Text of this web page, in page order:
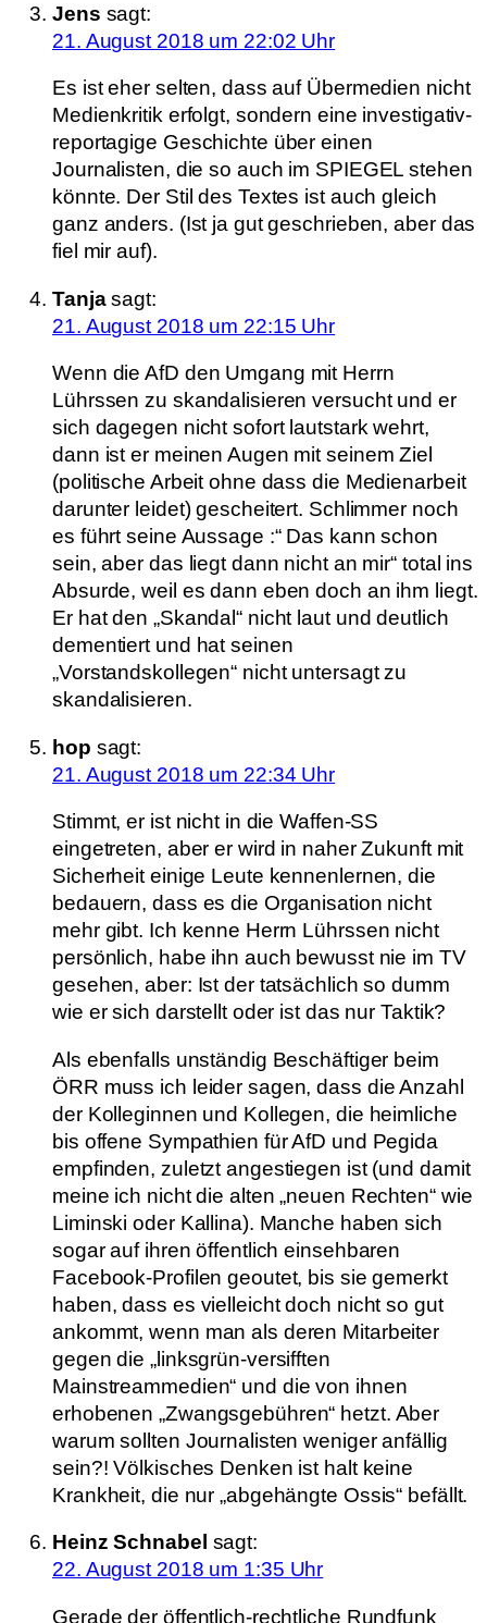
Jens sagt:
21. August 2018 um 22:02 Uhr
Es ist eher selten, dass auf Übermedien nicht
Medienkritik erfolgt, sondern eine investigativ-
reportagige Geschichte über einen
Journalisten, die so auch im SPIEGEL stehen
könnte. Der Stil des Textes ist auch gleich
ganz anders. (Ist ja gut geschrieben, aber das
fiel mir auf).
Tanja sagt:
21. August 2018 um 22:15 Uhr
Wenn die AfD den Umgang mit Herrn
Lührssen zu skandalisieren versucht und er
sich dagegen nicht sofort lautstark wehrt,
dann ist er meinen Augen mit seinem Ziel
(politische Arbeit ohne dass die Medienarbeit
darunter leidet) gescheitert. Schlimmer noch
es führt seine Aussage :“ Das kann schon
sein, aber das liegt dann nicht an mir“ total ins
Absurde, weil es dann eben doch an ihm liegt.
Er hat den „Skandal“ nicht laut und deutlich
dementiert und hat seinen
„Vorstandskollegen“ nicht untersagt zu
skandalisieren.
hop sagt:
21. August 2018 um 22:34 Uhr
Stimmt, er ist nicht in die Waffen-SS
eingetreten, aber er wird in naher Zukunft mit
Sicherheit einige Leute kennenlernen, die
bedauern, dass es die Organisation nicht
mehr gibt. Ich kenne Herrn Lührssen nicht
persönlich, habe ihn auch bewusst nie im TV
gesehen, aber: Ist der tatsächlich so dumm
wie er sich darstellt oder ist das nur Taktik?
Als ebenfalls unständig Beschäftiger beim
ÖRR muss ich leider sagen, dass die Anzahl
der Kolleginnen und Kollegen, die heimliche
bis offene Sympathien für AfD und Pegida
empfinden, zuletzt angestiegen ist (und damit
meine ich nicht die alten „neuen Rechten“ wie
Liminski oder Kallina). Manche haben sich
sogar auf ihren öffentlich einsehbaren
Facebook-Profilen geoutet, bis sie gemerkt
haben, dass es vielleicht doch nicht so gut
ankommt, wenn man als deren Mitarbeiter
gegen die „linksgrün-versifften
Mainstreammedien“ und die von ihnen
erhobenen „Zwangsgebühren“ hetzt. Aber
warum sollten Journalisten weniger anfällig
sein?! Völkisches Denken ist halt keine
Krankheit, die nur „abgehängte Ossis“ befällt.
Heinz Schnabel sagt:
22. August 2018 um 1:35 Uhr
Gerade der öffentlich-rechtliche Rundfunk